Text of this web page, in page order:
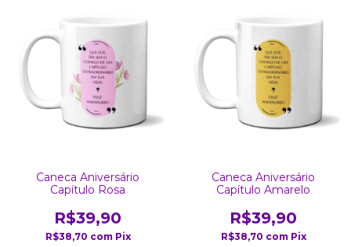
Caneca Aniversário
Capítulo Rosa
R$39,90
R$38,70 com Pix
Caneca Aniversário
Capítulo Amarelo
R$39,90
R$38,70 com Pix